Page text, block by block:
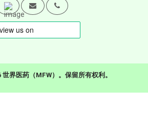
界医药（MFW）。保留所有权利。